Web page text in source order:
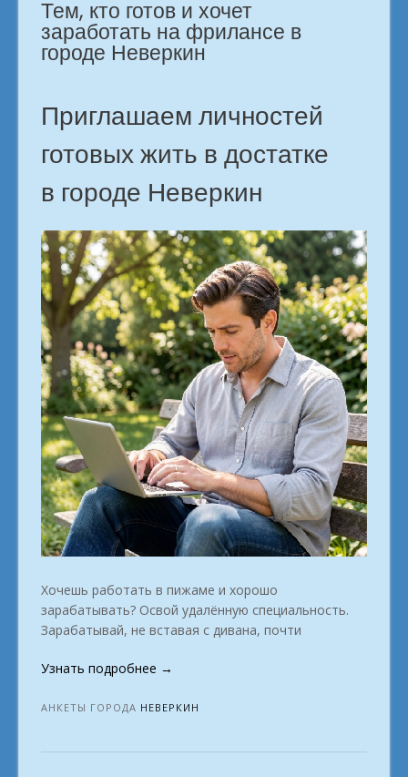
Неверкин»
Тем, кто готов и хочет
заработать на фрилансе в
городе Неверкин
Приглашаем личностей
готовых жить в достатке
в городе Неверкин
Хочешь работать в пижаме и хорошо
зарабатывать? Освой удалённую специальность.
Зарабатывай, не вставая с дивана, почти
Узнать подробнее «Тем,
готов
→
АНКЕТЫ ГОРОДА НЕВЕРКИН